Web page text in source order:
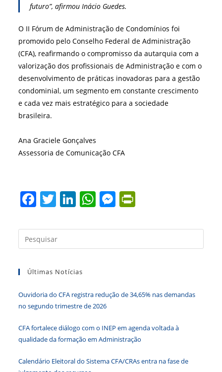
futuro”, afirmou Inácio Guedes.
O II Fórum de Administração de Condomínios foi
promovido pelo Conselho Federal de Administração
(CFA), reafirmando o compromisso da autarquia com a
valorização dos profissionais de Administração e com o
desenvolvimento de práticas inovadoras para a gestão
condominial, um segmento em constante crescimento
e cada vez mais estratégico para a sociedade
brasileira.
Ana Graciele Gonçalves
Assessoria de Comunicação CFA
F
c
e
o
o
k
T
itt
er
Li
k
e
n
W
at
s
p
M
ss
e
er
tF
ri
dl
a
Últimas Notícias
Ouvidoria do CFA registra redução de 34,65% nas demandas
no segundo trimestre de 2026
CFA fortalece diálogo com o INEP em agenda voltada à
qualidade da formação em Administração
Calendário Eleitoral do Sistema CFA/CRAs entra na fase de